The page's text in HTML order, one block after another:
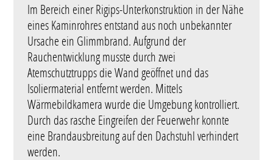
Im Bereich einer Rigips-Unterkonstruktion in der Nähe
eines Kaminrohres entstand aus noch unbekannter
Ursache ein Glimmbrand. Aufgrund der
Rauchentwicklung musste durch zwei
Atemschutztrupps die Wand geöffnet und das
Isoliermaterial entfernt werden. Mittels
Wärmebildkamera wurde die Umgebung kontrolliert.
Durch das rasche Eingreifen der Feuerwehr konnte
eine Brandausbreitung auf den Dachstuhl verhindert
werden.